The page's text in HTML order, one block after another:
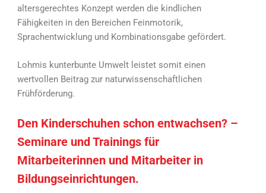
altersgerechtes Konzept werden die kindlichen
Fähigkeiten in den Bereichen Feinmotorik,
Sprachentwicklung und Kombinationsgabe gefördert.
Lohmis kunterbunte Umwelt leistet somit einen
wertvollen Beitrag zur naturwissenschaftlichen
Frühförderung.
Den Kinderschuhen schon entwachsen? –
Seminare und Trainings für
Mitarbeiterinnen und Mitarbeiter in
Bildungseinrichtungen.